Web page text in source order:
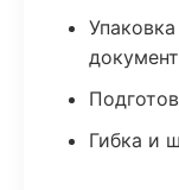
Гибка и